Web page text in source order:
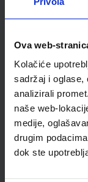
Ova web-
Kolačiće
sadržaj i oglase,
analizirali
naše web-
medije,
drugim
dok ste